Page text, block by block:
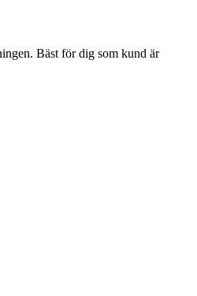
Bäst för dig som kund är